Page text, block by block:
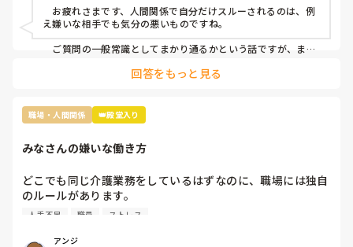
そんなある日のことです。看護師Nがどこかに旅行に行って
きたのでお土産をみんなの連絡用のレターケースの中に入れ
あったんですが、私のところにだけ入っていなかったです
貰わなくてよかったな。と思うのですが…
買ってきた場合、この看護師Nにはあげようとは思いません
産を配らなくてもいいのでしょうか』という内容(プラス、
いままでの私に対しての悪行についても一緒に…)について
の手紙を作っているところなんですが…
たた、あくまで手紙(質問書)のなかのことで、私としては、
お疲れさまです、人間関係で自分だけスルーされるのは、例
え嫌いな相手でも気分の悪いものですね。
ご質問の一般常識としてまかり通るかという話ですが、まか
り、お土産誰に配るかは本人の自由ではありますが、特定の一
し、故意にのけ者にしていた証拠もないのが難しいですね。
になるということです。おっしゃる通り、ご自身はお相手をの
思います。
回答をもっと見る
職場・人間関係 👑殿堂入り
みなさんの嫌いな働き方
どこでも同じ介護業務をしているはずなのに、職場には独自
のルールがあります。
その中でもみなさんが、これだけは嫌だと思う働き方はなん
私は
人手不足 職員 ストレス
アンジ